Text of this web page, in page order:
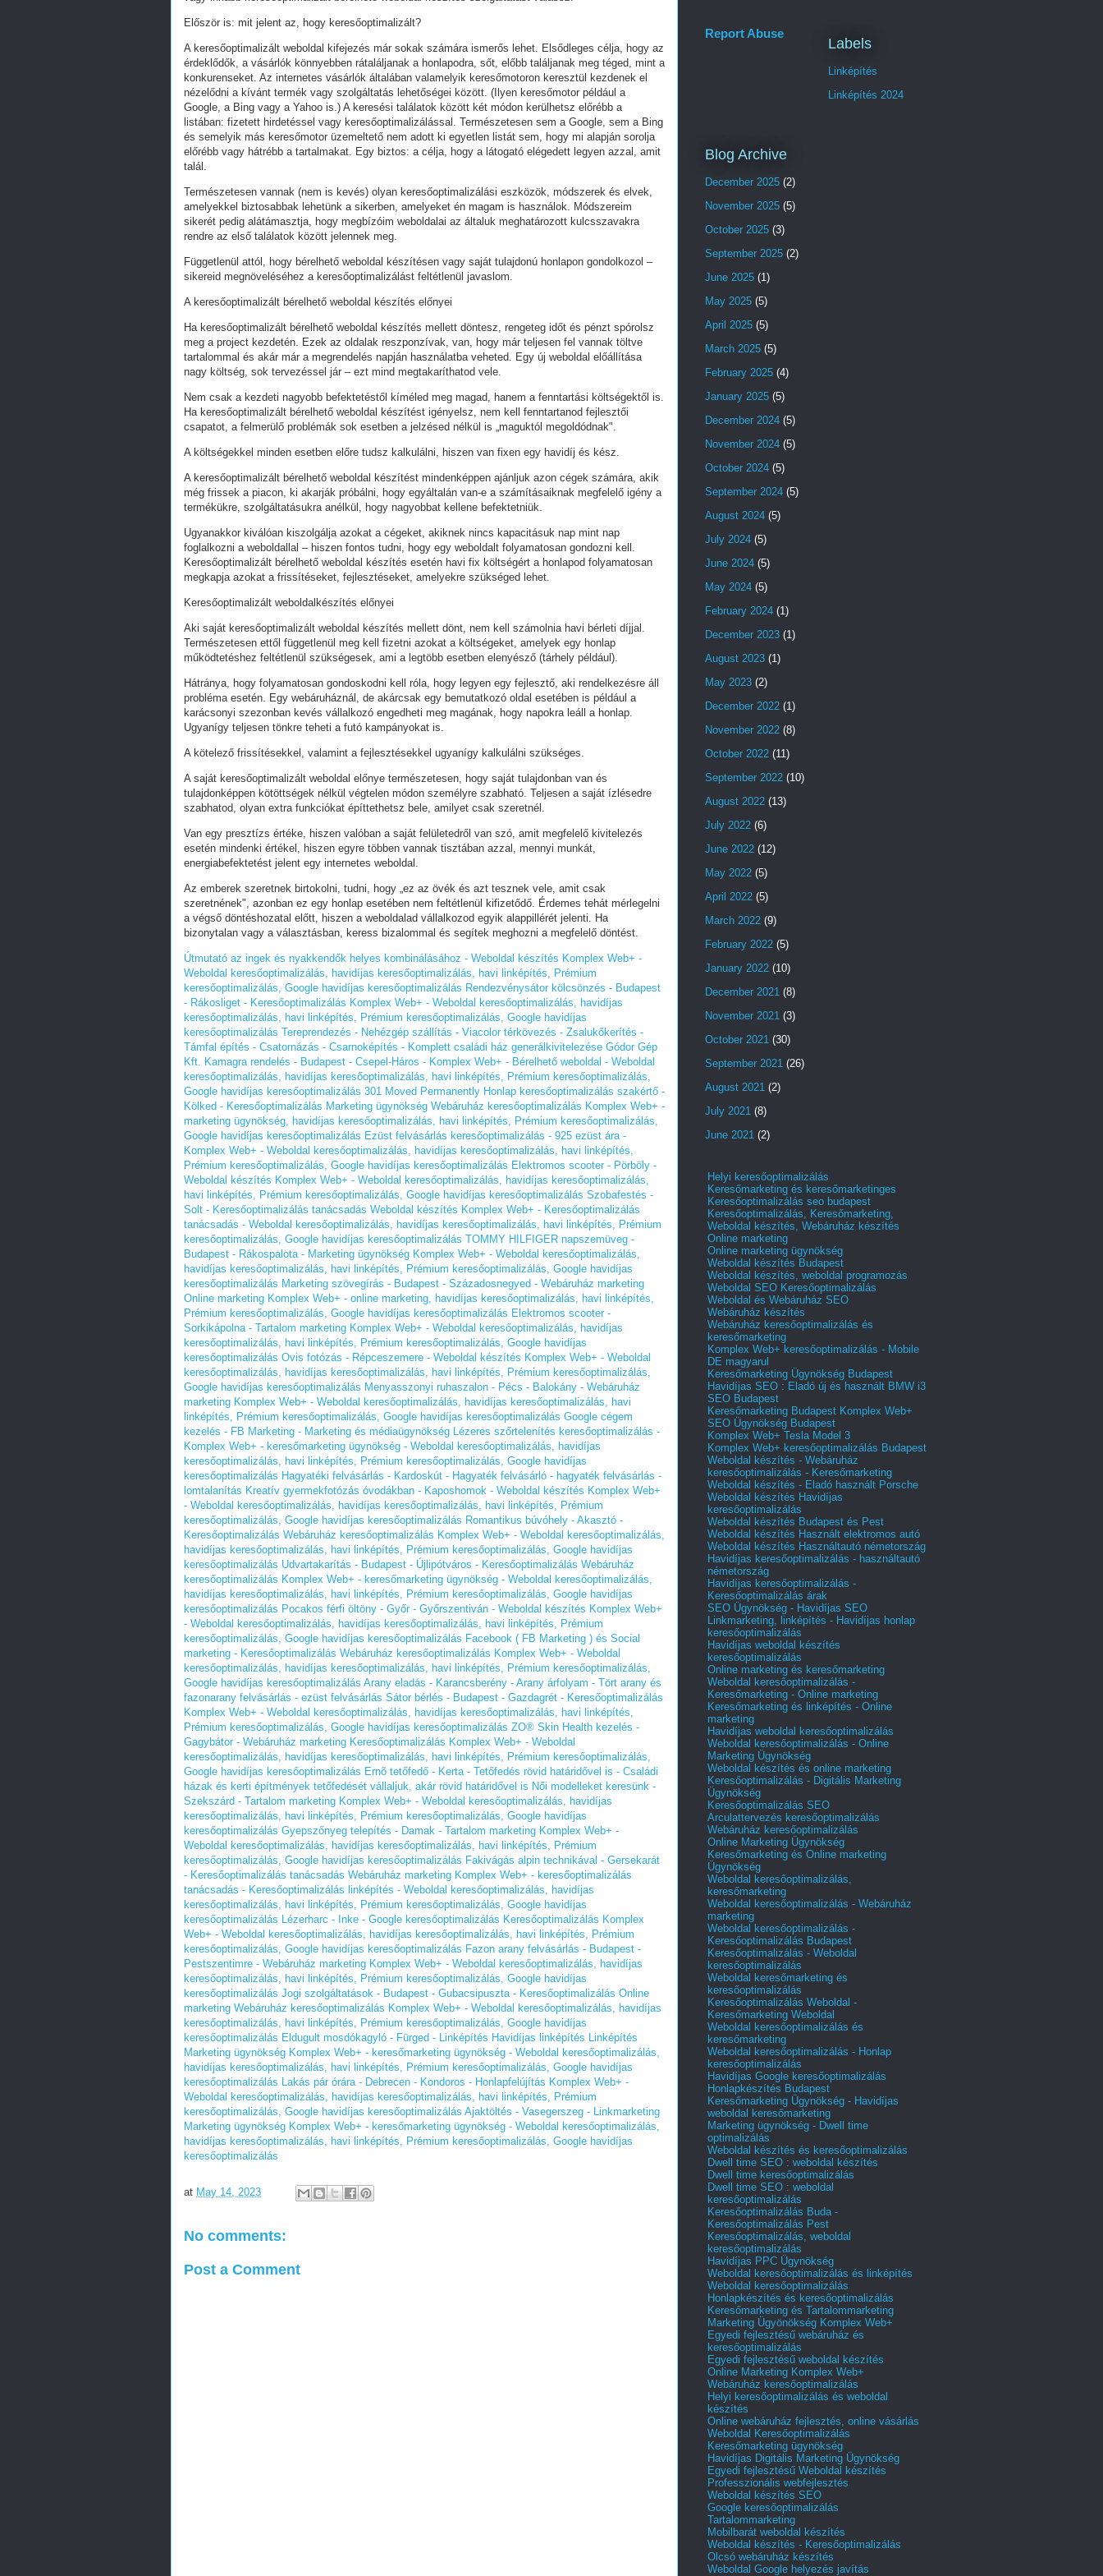
Először is: mit jelent az, hogy keresőoptimalizált?
A keresőoptimalizált weboldal kifejezés már sokak számára ismerős lehet. Elsődleges célja, hogy az
érdeklődők, a vásárlók könnyebben rátaláljanak a honlapodra, sőt, előbb találjanak meg téged, mint a
konkurenseket. Az internetes vásárlók általában valamelyik keresőmotoron keresztül kezdenek el
nézelődni a kívánt termék vagy szolgáltatás lehetőségei között. (Ilyen keresőmotor például a
Google, a Bing vagy a Yahoo is.) A keresési találatok között két módon kerülhetsz előrébb a
listában: fizetett hirdetéssel vagy keresőoptimalizálással. Természetesen sem a Google, sem a Bing
és semelyik más keresőmotor üzemeltető nem adott ki egyetlen listát sem, hogy mi alapján sorolja
előrébb vagy hátrébb a tartalmakat. Egy biztos: a célja, hogy a látogató elégedett legyen azzal, amit
talál.
Természetesen vannak (nem is kevés) olyan keresőoptimalizálási eszközök, módszerek és elvek,
amelyekkel biztosabbak lehetünk a sikerben, amelyeket én magam is használok. Módszereim
sikerét pedig alátámasztja, hogy megbízóim weboldalai az általuk meghatározott kulcsszavakra
rendre az első találatok között jelennek meg.
Függetlenül attól, hogy bérelhető weboldal készítésen vagy saját tulajdonú honlapon gondolkozol –
sikereid megnöveléséhez a keresőoptimalizálást feltétlenül javaslom.
A keresőoptimalizált bérelhető weboldal készítés előnyei
Ha keresőoptimalizált bérelhető weboldal készítés mellett döntesz, rengeteg időt és pénzt spórolsz
meg a project kezdetén. Ezek az oldalak reszponzívak, van, hogy már teljesen fel vannak töltve
tartalommal és akár már a megrendelés napján használatba veheted. Egy új weboldal előállítása
nagy költség, sok tervezéssel jár – ezt mind megtakaríthatod vele.
Nem csak a kezdeti nagyobb befektetéstől kíméled meg magad, hanem a fenntartási költségektől is.
Ha keresőoptimalizált bérelhető weboldal készítést igényelsz, nem kell fenntartanod fejlesztői
csapatot, a felmerülő problémák sok esetben a jelzésed nélkül is „maguktól megoldódnak".
A költségekkel minden esetben előre tudsz kalkulálni, hiszen van fixen egy havidíj és kész.
A keresőoptimalizált bérelhető weboldal készítést mindenképpen ajánljuk azon cégek számára, akik
még frissek a piacon, ki akarják próbálni, hogy egyáltalán van-e a számításaiknak megfelelő igény a
termékükre, szolgáltatásukra anélkül, hogy nagyobbat kellene befektetniük.
Ugyanakkor kiválóan kiszolgálja azokat a cégeket, akiknek nincs kapacitásuk nap mint nap
foglalkozni a weboldallal – hiszen fontos tudni, hogy egy weboldalt folyamatosan gondozni kell.
Keresőoptimalizált bérelhető weboldal készítés esetén havi fix költségért a honlapod folyamatosan
megkapja azokat a frissítéseket, fejlesztéseket, amelyekre szükséged lehet.
Keresőoptimalizált weboldalkészítés előnyei
Aki saját keresőoptimalizált weboldal készítés mellett dönt, nem kell számolnia havi bérleti díjjal.
Természetesen ettől függetlenül meg kell fizetni azokat a költségeket, amelyek egy honlap
működtetéshez feltétlenül szükségesek, ami a legtöbb esetben elenyésző (tárhely például).
Hátránya, hogy folyamatosan gondoskodni kell róla, hogy legyen egy fejlesztő, aki rendelkezésre áll
probléma esetén. Egy webáruháznál, de akárcsak egy bemutatkozó oldal esetében is például a
karácsonyi szezonban kevés vállalkozó engedheti meg magának, hogy napokra leáll a honlap.
Ugyanígy teljesen tönkre teheti a futó kampányokat is.
A kötelező frissítésekkel, valamint a fejlesztésekkel ugyanígy kalkulálni szükséges.
A saját keresőoptimalizált weboldal előnye természetesen, hogy saját tulajdonban van és
tulajdonképpen kötöttségek nélkül végtelen módon személyre szabható. Teljesen a saját ízlésedre
szabhatod, olyan extra funkciókat építtethetsz bele, amilyet csak szeretnél.
Van egy presztízs értéke, hiszen valóban a saját felületedről van szó, amit megfelelő kivitelezés
esetén mindenki értékel, hiszen egyre többen vannak tisztában azzal, mennyi munkát,
energiabefektetést jelent egy internetes weboldal.
Az emberek szeretnek birtokolni, tudni, hogy „ez az övék és azt tesznek vele, amit csak
szeretnének", azonban ez egy honlap esetében nem feltétlenül kifizetődő. Érdemes tehát mérlegelni
a végső döntéshozatal előtt, hiszen a weboldalad vállalkozod egyik alappillérét jelenti. Ha
bizonytalan vagy a választásban, keress bizalommal és segítek meghozni a megfelelő döntést.
Útmutató az ingek és nyakkendők helyes kombinálásához - Weboldal készítés Komplex Web+ -
Weboldal keresőoptimalizálás, havidíjas keresőoptimalizálás, havi linképítés, Prémium
keresőoptimalizálás, Google havidíjas keresőoptimalizálás Rendezvénysátor kölcsönzés - Budapest
- Rákosliget - Keresőoptimalizálás Komplex Web+ - Weboldal keresőoptimalizálás, havidíjas
keresőoptimalizálás, havi linképítés, Prémium keresőoptimalizálás, Google havidíjas
keresőoptimalizálás Tereprendezés - Nehézgép szállítás - Viacolor térkövezés - Zsalukőkerítés -
Támfal építés - Csatornázás - Csarnoképítés - Komplett családi ház generálkivitelezése Gódor Gép
Kft. Kamagra rendelés - Budapest - Csepel-Háros - Komplex Web+ - Bérelhető weboldal - Weboldal
keresőoptimalizálás, havidíjas keresőoptimalizálás, havi linképítés, Prémium keresőoptimalizálás,
Google havidíjas keresőoptimalizálás 301 Moved Permanently Honlap keresőoptimalizálás szakértő -
Kölked - Keresőoptimalizálás Marketing ügynökség Webáruház keresőoptimalizálás Komplex Web+ -
marketing ügynökség, havidíjas keresőoptimalizálás, havi linképítés, Prémium keresőoptimalizálás,
Google havidíjas keresőoptimalizálás Ezüst felvásárlás keresőoptimalizálás - 925 ezüst ára -
Komplex Web+ - Weboldal keresőoptimalizálás, havidíjas keresőoptimalizálás, havi linképítés,
Prémium keresőoptimalizálás, Google havidíjas keresőoptimalizálás Elektromos scooter - Pörböly -
Weboldal készítés Komplex Web+ - Weboldal keresőoptimalizálás, havidíjas keresőoptimalizálás,
havi linképítés, Prémium keresőoptimalizálás, Google havidíjas keresőoptimalizálás Szobafestés -
Solt - Keresőoptimalizálás tanácsadás Weboldal készítés Komplex Web+ - Keresőoptimalizálás
tanácsadás - Weboldal keresőoptimalizálás, havidíjas keresőoptimalizálás, havi linképítés, Prémium
keresőoptimalizálás, Google havidíjas keresőoptimalizálás TOMMY HILFIGER napszemüveg -
Budapest - Rákospalota - Marketing ügynökség Komplex Web+ - Weboldal keresőoptimalizálás,
havidíjas keresőoptimalizálás, havi linképítés, Prémium keresőoptimalizálás, Google havidíjas
keresőoptimalizálás Marketing szövegírás - Budapest - Századosnegyed - Webáruház marketing
Online marketing Komplex Web+ - online marketing, havidíjas keresőoptimalizálás, havi linképítés,
Prémium keresőoptimalizálás, Google havidíjas keresőoptimalizálás Elektromos scooter -
Sorkikápolna - Tartalom marketing Komplex Web+ - Weboldal keresőoptimalizálás, havidíjas
keresőoptimalizálás, havi linképítés, Prémium keresőoptimalizálás, Google havidíjas
keresőoptimalizálás Ovis fotózás - Répceszemere - Weboldal készítés Komplex Web+ - Weboldal
keresőoptimalizálás, havidíjas keresőoptimalizálás, havi linképítés, Prémium keresőoptimalizálás,
Google havidíjas keresőoptimalizálás Menyasszonyi ruhaszalon - Pécs - Balokány - Webáruház
marketing Komplex Web+ - Weboldal keresőoptimalizálás, havidíjas keresőoptimalizálás, havi
linképítés, Prémium keresőoptimalizálás, Google havidíjas keresőoptimalizálás Google cégem
kezelés - FB Marketing - Marketing és médiaügynökség Lézeres szőrtelenítés keresőoptimalizálás -
Komplex Web+ - keresőmarketing ügynökség - Weboldal keresőoptimalizálás, havidíjas
keresőoptimalizálás, havi linképítés, Prémium keresőoptimalizálás, Google havidíjas
keresőoptimalizálás Hagyatéki felvásárlás - Kardoskút - Hagyaték felvásárló - hagyaték felvásárlás -
lomtalanítás Kreatív gyermekfotózás óvodákban - Kaposhomok - Weboldal készítés Komplex Web+
- Weboldal keresőoptimalizálás, havidíjas keresőoptimalizálás, havi linképítés, Prémium
keresőoptimalizálás, Google havidíjas keresőoptimalizálás Romantikus búvóhely - Akasztó -
Keresőoptimalizálás Webáruház keresőoptimalizálás Komplex Web+ - Weboldal keresőoptimalizálás,
havidíjas keresőoptimalizálás, havi linképítés, Prémium keresőoptimalizálás, Google havidíjas
keresőoptimalizálás Udvartakarítás - Budapest - Újlipótváros - Keresőoptimalizálás Webáruház
keresőoptimalizálás Komplex Web+ - keresőmarketing ügynökség - Weboldal keresőoptimalizálás,
havidíjas keresőoptimalizálás, havi linképítés, Prémium keresőoptimalizálás, Google havidíjas
keresőoptimalizálás Pocakos férfi öltöny - Győr - Győrszentiván - Weboldal készítés Komplex Web+
- Weboldal keresőoptimalizálás, havidíjas keresőoptimalizálás, havi linképítés, Prémium
keresőoptimalizálás, Google havidíjas keresőoptimalizálás Facebook ( FB Marketing ) és Social
marketing - Keresőoptimalizálás Webáruház keresőoptimalizálás Komplex Web+ - Weboldal
keresőoptimalizálás, havidíjas keresőoptimalizálás, havi linképítés, Prémium keresőoptimalizálás,
Google havidíjas keresőoptimalizálás Arany eladás - Karancsberény - Arany árfolyam - Tört arany és
fazonarany felvásárlás - ezüst felvásárlás Sátor bérlés - Budapest - Gazdagrét - Keresőoptimalizálás
Komplex Web+ - Weboldal keresőoptimalizálás, havidíjas keresőoptimalizálás, havi linképítés,
Prémium keresőoptimalizálás, Google havidíjas keresőoptimalizálás ZO® Skin Health kezelés -
Gagybátor - Webáruház marketing Keresőoptimalizálás Komplex Web+ - Weboldal
keresőoptimalizálás, havidíjas keresőoptimalizálás, havi linképítés, Prémium keresőoptimalizálás,
Google havidíjas keresőoptimalizálás Ernõ tetőfedő - Kerta - Tetőfedés rövid határidővel is - Családi
házak és kerti építmények tetőfedését vállaljuk, akár rövid határidővel is Női modelleket keresünk -
Szekszárd - Tartalom marketing Komplex Web+ - Weboldal keresőoptimalizálás, havidíjas
keresőoptimalizálás, havi linképítés, Prémium keresőoptimalizálás, Google havidíjas
keresőoptimalizálás Gyepszőnyeg telepítés - Damak - Tartalom marketing Komplex Web+ -
Weboldal keresőoptimalizálás, havidíjas keresőoptimalizálás, havi linképítés, Prémium
keresőoptimalizálás, Google havidíjas keresőoptimalizálás Fakivágás alpin technikával - Gersekarát
- Keresőoptimalizálás tanácsadás Webáruház marketing Komplex Web+ - keresőoptimalizálás
tanácsadás - Keresőoptimalizálás linképítés - Weboldal keresőoptimalizálás, havidíjas
keresőoptimalizálás, havi linképítés, Prémium keresőoptimalizálás, Google havidíjas
keresőoptimalizálás Lézerharc - Inke - Google keresőoptimalizálás Keresőoptimalizálás Komplex
Web+ - Weboldal keresőoptimalizálás, havidíjas keresőoptimalizálás, havi linképítés, Prémium
keresőoptimalizálás, Google havidíjas keresőoptimalizálás Fazon arany felvásárlás - Budapest -
Pestszentimre - Webáruház marketing Komplex Web+ - Weboldal keresőoptimalizálás, havidíjas
keresőoptimalizálás, havi linképítés, Prémium keresőoptimalizálás, Google havidíjas
keresőoptimalizálás Jogi szolgáltatások - Budapest - Gubacsipuszta - Keresőoptimalizálás Online
marketing Webáruház keresőoptimalizálás Komplex Web+ - Weboldal keresőoptimalizálás, havidíjas
keresőoptimalizálás, havi linképítés, Prémium keresőoptimalizálás, Google havidíjas
keresőoptimalizálás Eldugult mosdókagyló - Fürged - Linképítés Havidíjas linképítés Linképítés
Marketing ügynökség Komplex Web+ - keresőmarketing ügynökség - Weboldal keresőoptimalizálás,
havidíjas keresőoptimalizálás, havi linképítés, Prémium keresőoptimalizálás, Google havidíjas
keresőoptimalizálás Lakás pár órára - Debrecen - Kondoros - Honlapfelújítás Komplex Web+ -
Weboldal keresőoptimalizálás, havidíjas keresőoptimalizálás, havi linképítés, Prémium
keresőoptimalizálás, Google havidíjas keresőoptimalizálás Ajaktöltés - Vasegerszeg - Linkmarketing
Marketing ügynökség Komplex Web+ - keresőmarketing ügynökség - Weboldal keresőoptimalizálás,
havidíjas keresőoptimalizálás, havi linképítés, Prémium keresőoptimalizálás, Google havidíjas
keresőoptimalizálás
at May 14, 2023
No comments:
Post a Comment
Report Abuse
Labels
Linképítés
Linképítés 2024
Blog Archive
December 2025 (2)
November 2025 (5)
October 2025 (3)
September 2025 (2)
June 2025 (1)
May 2025 (5)
April 2025 (5)
March 2025 (5)
February 2025 (4)
January 2025 (5)
December 2024 (5)
November 2024 (5)
October 2024 (5)
September 2024 (5)
August 2024 (5)
July 2024 (5)
June 2024 (5)
May 2024 (5)
February 2024 (1)
December 2023 (1)
August 2023 (1)
May 2023 (2)
December 2022 (1)
November 2022 (8)
October 2022 (11)
September 2022 (10)
August 2022 (13)
July 2022 (6)
June 2022 (12)
May 2022 (5)
April 2022 (5)
March 2022 (9)
February 2022 (5)
January 2022 (10)
December 2021 (8)
November 2021 (3)
October 2021 (30)
September 2021 (26)
August 2021 (2)
July 2021 (8)
June 2021 (2)
Helyi keresőoptimalizálás
Keresőmarketing és keresőmarketinges
Keresőoptimalizálás seo budapest
Keresőoptimalizálás, Keresőmarketing,
Weboldal készítés, Webáruház készítés
Online marketing
Online marketing ügynökség
Weboldal készítés Budapest
Weboldal készítés, weboldal programozás
Weboldal SEO Keresőoptimalizálás
Weboldal és Webáruház SEO
Webáruház készítés
Webáruház keresőoptimalizálás és
keresőmarketing
Komplex Web+ keresőoptimalizálás - Mobile
DE magyarul
Keresőmarketing Ügynökség Budapest
Havidíjas SEO : Eladó új és használt BMW i3
SEO Budapest
Keresőmarketing Budapest Komplex Web+
SEO Ügynökség Budapest
Komplex Web+ Tesla Model 3
Komplex Web+ keresőoptimalizálás Budapest
Weboldal készítés - Webáruház
keresőoptimalizálás - Keresőmarketing
Weboldal készítés - Eladó használt Porsche
Weboldal készítés Havidíjas
keresőoptimalizálás
Weboldal készítés Budapest és Pest
Weboldal készítés Használt elektromos autó
Weboldal készítés Használtautó németország
Havidíjas keresőoptimalizálás - használtautó
németország
Havidíjas keresőoptimalizálás -
Keresőoptimalizálás árak
SEO Ügynökség - Havidíjas SEO
Linkmarketing, linképítés - Havidíjas honlap
keresőoptimalizálás
Havidíjas weboldal készítés
keresőoptimalizálás
Online marketing és keresőmarketing
Weboldal keresőoptimalizálás -
Keresőmarketing - Online marketing
Keresőmarketing és linképítés - Online
marketing
Havidíjas weboldal keresőoptimalizálás
Weboldal keresőoptimalizálás - Online
Marketing Ügynökség
Weboldal készítés és online marketing
Keresőoptimalizálás - Digitális Marketing
Ügynökség
Keresőoptimalizálás SEO
Arculattervezés keresőoptimalizálás
Webáruház keresőoptimalizálás
Online Marketing Ügynökség
Keresőmarketing és Online marketing
Ügynökség
Weboldal keresőoptimalizálás,
keresőmarketing
Weboldal keresőoptimalizálás - Webáruház
marketing
Weboldal keresőoptimalizálás -
Keresőoptimalizálás Budapest
Keresőoptimalizálás - Weboldal
keresőoptimalizálás
Weboldal keresőmarketing és
keresőoptimalizálás
Keresőoptimalizálás Weboldal -
Keresőmarketing Weboldal
Weboldal keresőoptimalizálás és
keresőmarketing
Weboldal keresőoptimalizálás - Honlap
keresőoptimalizálás
Havidíjas Google keresőoptimalizálás
Honlapkészítés Budapest
Keresőmarketing Ügynökség - Havidíjas
weboldal keresőmarketing
Marketing ügynökség - Dwell time
optimalizálás
Weboldal készítés és keresőoptimalizálás
Dwell time SEO : weboldal készítés
Dwell time keresőoptimalizálás
Dwell time SEO : weboldal
keresőoptimalizálás
Keresőoptimalizálás Buda -
Keresőoptimalizálás Pest
Keresőoptimalizálás, weboldal
keresőoptimalizálás
Havidíjas PPC Ügynökség
Weboldal keresőoptimalizálás és linképítés
Weboldal keresőoptimalizálás
Honlapkészítés és keresőoptimalizálás
Keresőmarketing és Tartalommarketing
Marketing Ügyönökség Komplex Web+
Egyedi fejlesztésű webáruház és
keresőoptimalizálás
Egyedi fejlesztésű weboldal készítés
Online Marketing Komplex Web+
Webáruház keresőoptimalizálás
Helyi keresőoptimalizálás és weboldal
készítés
Online webáruház fejlesztés, online vásárlás
Weboldal Keresőoptimalizálás
Keresőmarketing ügynökség
Havidíjas Digitális Marketing Ügynökség
Egyedi fejlesztésű Weboldal készítés
Professzionális webfejlesztés
Weboldal készítés SEO
Google keresőoptimalizálás
Tartalommarketing
Mobilbarát weboldal készítés
Weboldal készítés - Keresőoptimalizálás
Olcsó webáruház készítés
Weboldal Google helyezés javítás